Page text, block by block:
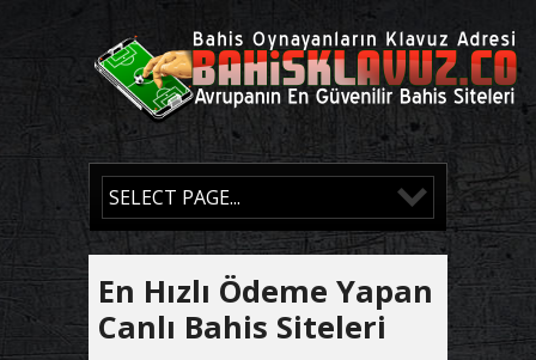
En Hızlı Ödeme Yapan
Canlı Bahis Siteleri